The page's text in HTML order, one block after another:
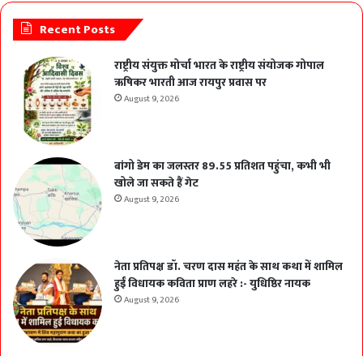
Recent Posts
राष्ट्रीय संयुक्त मोर्चा भारत के राष्ट्रीय संयोजक गोपाल
ऋषिकर भारती आज रायपुर प्रवास पर
August 9, 2026
बांगो डेम का जलस्तर 89.55 प्रतिशत पहुंचा, कभी भी
खोले जा सकते हैं गेट
August 9, 2026
नेता प्रतिपक्ष डॉ. चरण दास महंत के साथ कथा में शामिल
हुईं विधायक कविता प्राण लहरे :- युधिष्ठिर नायक
August 9, 2026